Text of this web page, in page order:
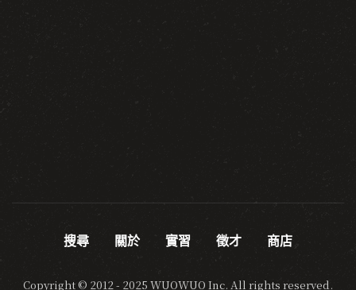
搜尋 關於 實習 徵才 商店
Copyright © 2012 - 2025 WUOWUO Inc. All rights reserved.